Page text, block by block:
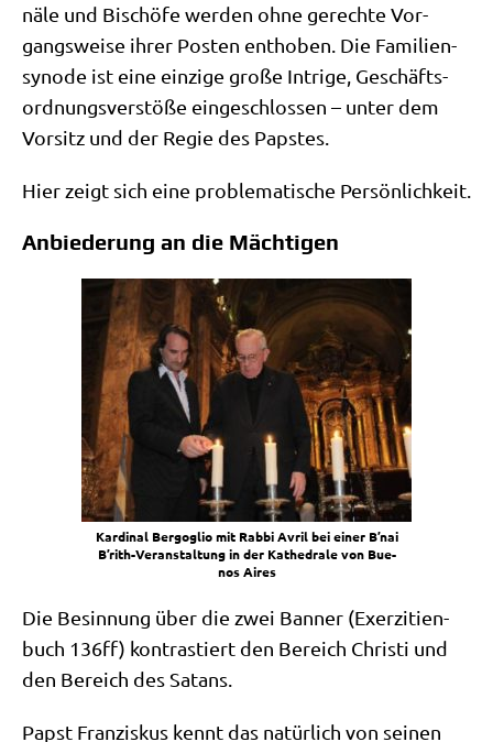
nä­le und Bischö­fe wer­den ohne gerech­te Vor­
gangs­wei­se ihrer Posten ent­ho­ben. Die Fami­li­en­
syn­ode ist eine ein­zi­ge gro­ße Intri­ge, Geschäfts­
ord­nungs­ver­stö­ße ein­ge­schlos­sen – unter dem
Vor­sitz und der Regie des Papstes.
Hier zeigt sich eine pro­ble­ma­ti­sche Persönlichkeit.
Anbiederung an die Mächtigen
Kar­di­nal Berg­o­glio mit Rab­bi Avril bei einer B’nai
B’rith-Ver­an­stal­tung in der Kathe­dra­le von Bue­
nos Aires
Die Besin­nung über die zwei Ban­ner (Exer­zi­ti­en­
buch 136ff) kon­tra­stiert den Bereich Chri­sti und
den Bereich des Satans.
Papst Fran­zis­kus kennt das natür­lich von sei­nen